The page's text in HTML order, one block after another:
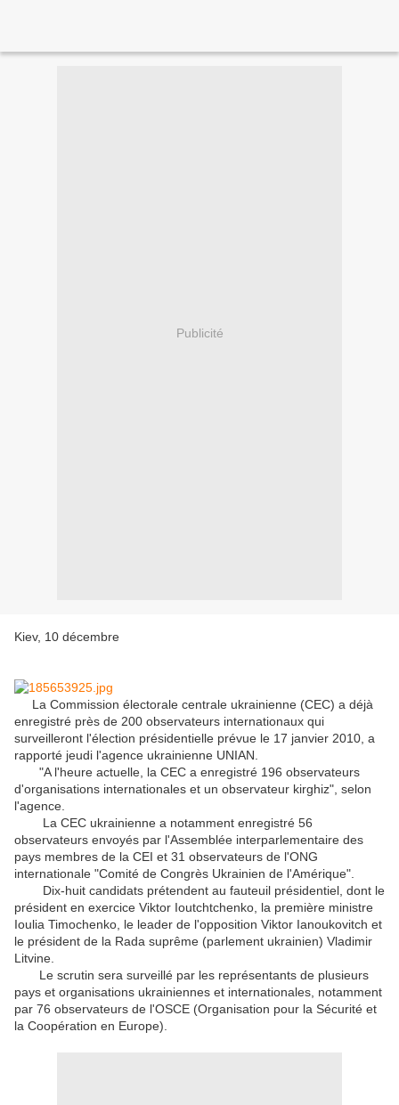
Publicité
Kiev, 10 décembre
La Commission électorale centrale ukrainienne (CEC) a déjà
enregistré près de 200 observateurs internationaux qui
surveilleront l'élection présidentielle prévue le 17 janvier 2010, a
rapporté jeudi l'agence ukrainienne UNIAN.
"A l'heure actuelle, la CEC a enregistré 196 observateurs
d'organisations internationales et un observateur kirghiz", selon
l'agence.
La CEC ukrainienne a notamment enregistré 56
observateurs envoyés par l'Assemblée interparlementaire des
pays membres de la CEI et 31 observateurs de l'ONG
internationale "Comité de Congrès Ukrainien de l'Amérique".
Dix-huit candidats prétendent au fauteuil présidentiel, dont le
président en exercice Viktor Ioutchtchenko, la première ministre
Ioulia Timochenko, le leader de l'opposition Viktor Ianoukovitch et
le président de la Rada suprême (parlement ukrainien) Vladimir
Litvine.
Le scrutin sera surveillé par les représentants de plusieurs
pays et organisations ukrainiennes et internationales, notamment
par 76 observateurs de l'OSCE (Organisation pour la Sécurité et
la Coopération en Europe).